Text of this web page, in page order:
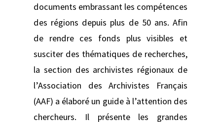
documents embrassant les compétences
des régions depuis plus de 50 ans. Afin
de rendre ces fonds plus visibles et
susciter des thématiques de recherches,
la section des archivistes régionaux de
l’Association des Archivistes Français
(AAF) a élaboré un guide à l’attention des
chercheurs. Il présente les grandes